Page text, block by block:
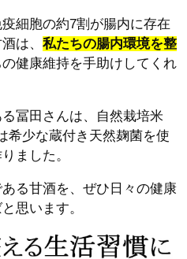
細胞の約7割が腸内に存在
は、 私たちの腸内環境を整
健康維持を手助けしてくれ
冨田さんは、自然栽培米
希少な蔵付き天然麹菌を使
ました。
る甘酒を、ぜひ日々の健康
思います。